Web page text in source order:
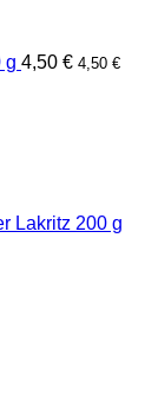
g 4,50 € 4,50 €
Lakritz 200 g